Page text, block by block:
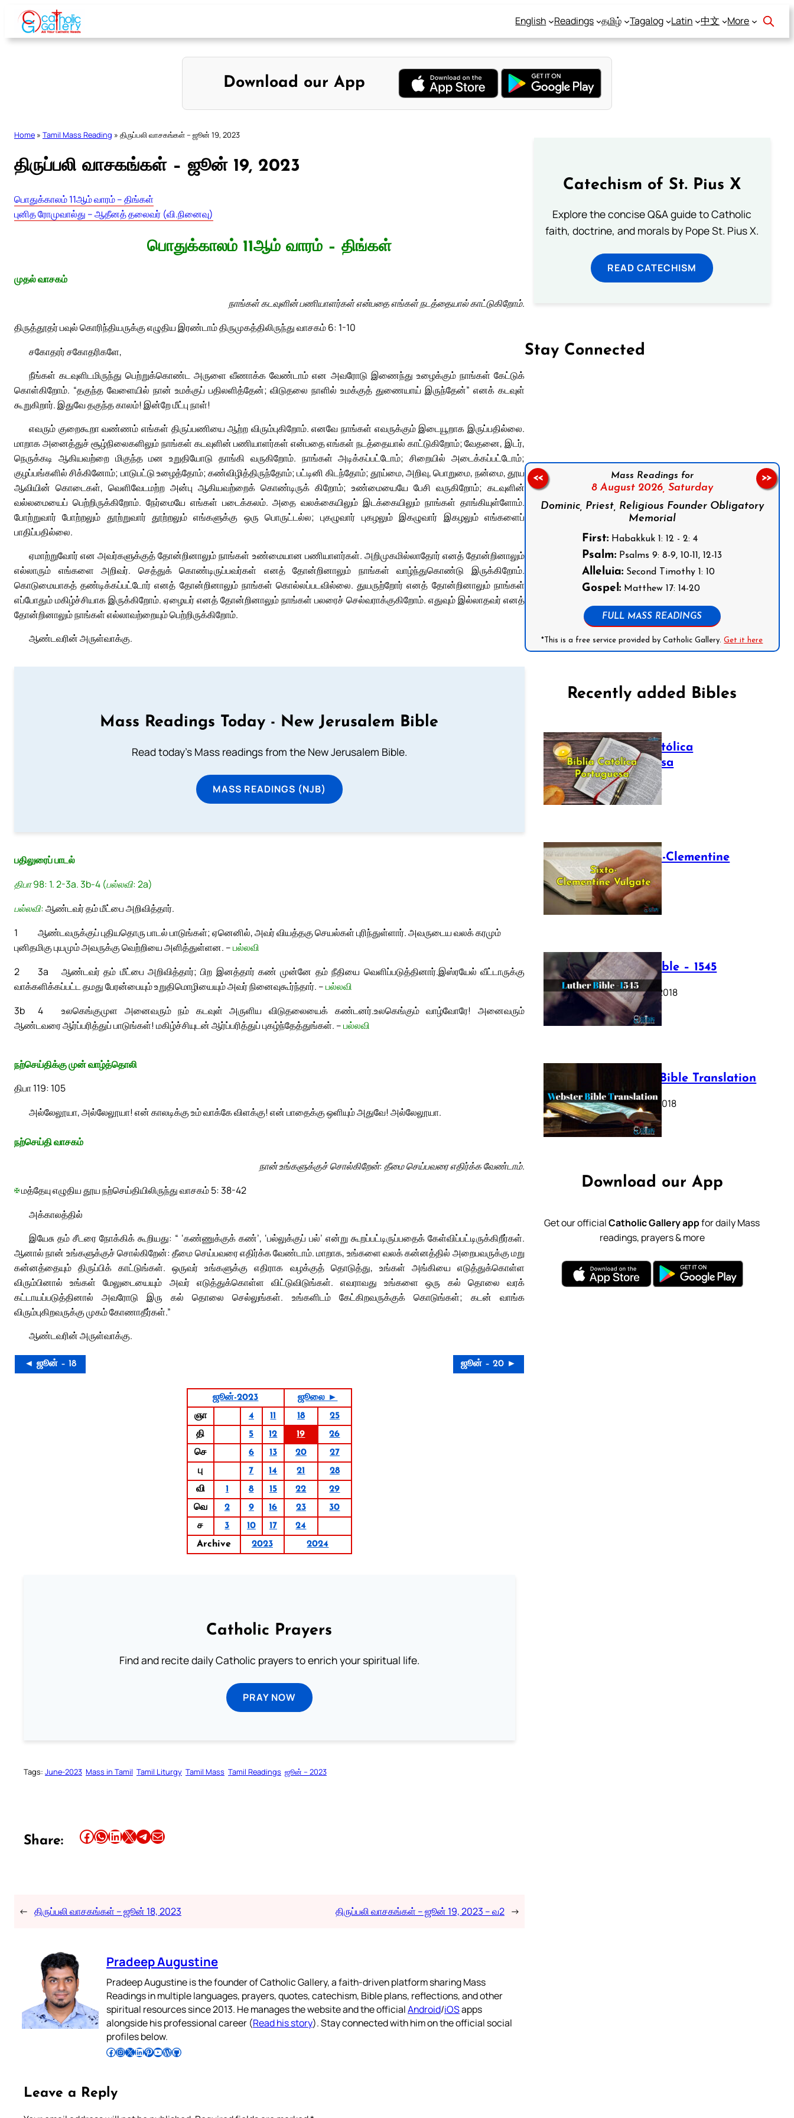
Skip
content
English Readings தமிழ் Tagalog Latin 中文 More
Download our App
Home » Tamil Mass Reading » திருப்பலி வாசகங்கள் – ஜூன் 19, 2023
திருப்பலி வாசகங்கள் – ஜூன் 19, 2023
பொதுக்காலம் 11ஆம் வாரம் – திங்கள்
புனித ரோமுவால்து – ஆதீனத் தலைவர் (வி.நினைவு)
பொதுக்காலம் 11ஆம் வாரம் – திங்கள்
முதல் வாசகம்
நாங்கள் கடவுளின் பணியாளர்கள் என்பதை எங்கள் நடத்தையால் காட்டுகிறோம்.
திருத்தூதர் பவுல் கொரிந்தியருக்கு எழுதிய இரண்டாம் திருமுகத்திலிருந்து வாசகம் 6: 1-10
சகோதரர் சகோதரிகளே,
நீங்கள் கடவுளிடமிருந்து பெற்றுக்கொண்ட அருளை வீணாக்க வேண்டாம் என அவரோடு இணைந்து உழைக்கும் நாங்கள் கேட்டுக்
கொள்கிறோம். “தகுந்த வேளையில் நான் உமக்குப் பதிலளித்தேன்; விடுதலை நாளில் உமக்குத் துணையாய் இருந்தேன்” எனக் கடவுள்
கூறுகிறார். இதுவே தகுந்த காலம்! இன்றே மீட்பு நாள்!
எவரும் குறைகூறா வண்ணம் எங்கள் திருப்பணியை ஆற்ற விரும்புகிறோம். எனவே நாங்கள் எவருக்கும் இடையூறாக இருப்பதில்லை.
மாறாக அனைத்துச் சூழ்நிலைகளிலும் நாங்கள் கடவுளின் பணியாளர்கள் என்பதை எங்கள் நடத்தையால் காட்டுகிறோம்; வேதனை, இடர்,
நெருக்கடி ஆகியவற்றை மிகுந்த மன உறுதியோடு தாங்கி வருகிறோம். நாங்கள் அடிக்கப்பட்டோம்; சிறையில் அடைக்கப்பட்டோம்;
குழப்பங்களில் சிக்கினோம்; பாடுபட்டு உழைத்தோம்; கண்விழித்திருந்தோம்; பட்டினி கிடந்தோம்; தூய்மை, அறிவு, பொறுமை, நன்மை, தூய
ஆவியின் கொடைகள், வெளிவேடமற்ற அன்பு ஆகியவற்றைக் கொண்டிருக் கிறோம்; உண்மையையே பேசி வருகிறோம்; கடவுளின்
வல்லமையைப் பெற்றிருக்கிறோம். நேர்மையே எங்கள் படைக்கலம். அதை வலக்கையிலும் இடக்கையிலும் நாங்கள் தாங்கியுள்ளோம்.
போற்றுவார் போற்றலும் தூற்றுவார் தூற்றலும் எங்களுக்கு ஒரு பொருட்டல்ல; புகழுவார் புகழலும் இகழுவார் இகழலும் எங்களைப்
பாதிப்பதில்லை.
ஏமாற்றுவோர் என அவர்களுக்குத் தோன்றினாலும் நாங்கள் உண்மையான பணியாளர்கள். அறிமுகமில்லாதோர் எனத் தோன்றினாலும்
எல்லாரும் எங்களை அறிவர். செத்துக் கொண்டிருப்பவர்கள் எனத் தோன்றினாலும் நாங்கள் வாழ்ந்துகொண்டு இருக்கிறோம்.
கொடுமையாகத் தண்டிக்கப்பட்டோர் எனத் தோன்றினாலும் நாங்கள் கொல்லப்படவில்லை. துயருற்றோர் எனத் தோன்றினாலும் நாங்கள்
எப்போதும் மகிழ்ச்சியாக இருக்கிறோம். ஏழையர் எனத் தோன்றினாலும் நாங்கள் பலரைச் செல்வராக்குகிறோம். எதுவும் இல்லாதவர் எனத்
தோன்றினாலும் நாங்கள் எல்லாவற்றையும் பெற்றிருக்கிறோம்.
ஆண்டவரின் அருள்வாக்கு.
Mass Readings Today - New Jerusalem Bible
Read today's Mass readings from the New Jerusalem Bible.
MASS READINGS (NJB)
பதிலுரைப் பாடல்
திபா 98: 1. 2-3a. 3b-4 (பல்லவி: 2a)
பல்லவி:ஆண்டவர் தம் மீட்பை அறிவித்தார்.
1
ஆண்டவருக்குப் புதியதொரு பாடல் பாடுங்கள்; ஏனெனில், அவர் வியத்தகு செயல்கள் புரிந்துள்ளார். அவருடைய வலக் கரமும்
புனிதமிகு புயமும் அவருக்கு வெற்றியை அளித்துள்ளன. –பல்லவி
2
ஆண்டவர் தம் மீட்பை அறிவித்தார்; பிற இனத்தார் கண் முன்னே தம் நீதியை வெளிப்படுத்தினார்.
3a
இஸ்ரயேல் வீட்டாருக்கு
வாக்களிக்கப்பட்ட தமது பேரன்பையும் உறுதிமொழியையும் அவர் நினைவுகூர்ந்தார். –பல்லவி
3b
உலகெங்குமுள அனைவரும் நம் கடவுள் அருளிய விடுதலையைக் கண்டனர்.
4
உலகெங்கும் வாழ்வோரே! அனைவரும்
ஆண்டவரை ஆர்ப்பரித்துப் பாடுங்கள்! மகிழ்ச்சியுடன் ஆர்ப்பரித்துப் புகழ்ந்தேத்துங்கள். –பல்லவி
நற்செய்திக்கு முன் வாழ்த்தொலி
திபா 119: 105
அல்லேலூயா, அல்லேலூயா! என் காலடிக்கு உம் வாக்கே விளக்கு! என் பாதைக்கு ஒளியும் அதுவே! அல்லேலூயா.
நற்செய்தி வாசகம்
நான் உங்களுக்குச் சொல்கிறேன்: தீமை செய்பவரை எதிர்க்க வேண்டாம்.
✠மத்தேயு எழுதிய தூய நற்செய்தியிலிருந்து வாசகம் 5: 38-42
அக்காலத்தில்
இயேசு தம் சீடரை நோக்கிக் கூறியது: “ ‘கண்ணுக்குக் கண்’, ‘பல்லுக்குப் பல்’ என்று கூறப்பட்டிருப்பதைக் கேள்விப்பட்டிருக்கிறீர்கள்.
ஆனால் நான் உங்களுக்குச் சொல்கிறேன்: தீமை செய்பவரை எதிர்க்க வேண்டாம். மாறாக, உங்களை வலக் கன்னத்தில் அறைபவருக்கு மறு
கன்னத்தையும் திருப்பிக் காட்டுங்கள். ஒருவர் உங்களுக்கு எதிராக வழக்குத் தொடுத்து, உங்கள் அங்கியை எடுத்துக்கொள்ள
விரும்பினால் உங்கள் மேலுடையையும் அவர் எடுத்துக்கொள்ள விட்டுவிடுங்கள். எவராவது உங்களை ஒரு கல் தொலை வரக்
கட்டாயப்படுத்தினால் அவரோடு இரு கல் தொலை செல்லுங்கள். உங்களிடம் கேட்கிறவருக்குக் கொடுங்கள்; கடன் வாங்க
விரும்புகிறவருக்கு முகம் கோணாதீர்கள்.”
ஆண்டவரின் அருள்வாக்கு.
◄ ஜூன் – 18 ஜூன் – 20 ►
ஜூன்-2023
ஜூலை ►
ஞா
4 11 18
25
தி
5 12 19
26
செ
6 13 20
27
பு
7 14 21
28
வி
1 8 15 22
29
வெ
2 9 16 23
30
ச
3 10 17
24
Archive
2023 2024
Catholic Prayers
Find and recite daily Catholic prayers to enrich your spiritual life.
PRAY NOW
Tags: June-2023 Mass in Tamil Tamil Liturgy Tamil Mass Tamil Readings ஜூன் – 2023
Share: Share this article on Facebook Share this article on WhatsApp Share this article on LinkedIn Share this article on X Share this article on TelegramEmail this Article
← திருப்பலி வாசகங்கள் – ஜூன் 18, 2023 திருப்பலி வாசகங்கள் – ஜூன் 19, 2023 – வ2 →
Pradeep Augustine
Pradeep Augustine is the founder of Catholic Gallery, a faith-driven platform sharing Mass
Readings in multiple languages, prayers, quotes, catechism, Bible plans, reflections, and other
spiritual resources since 2013. He manages the website and the officialAndroid/iOSapps
alongside his professional career (Read his story). Stay connected with him on the official social
profiles below.
Follow Pradeep on Facebook Follow Pradeep on InstagramFollow Pradeep on X Follow Pradeep on LinkedIn Follow Pradeep on Pinterest Subscribe to Pradeep’s Youtube Channel Follow Pradeep on WordPress Follow Pradeep on GitHub
Leave a Reply
Catechism of St. Pius X
Explore the concise Q&A guide to Catholic
faith, doctrine, and morals by Pope St. Pius X.
READ CATECHISM
Stay Connected
Mass Readings for
8 August 2026, Saturday
Dominic, Priest, Religious Founder Obligatory
Memorial
First: Habakkuk 1: 12 - 2: 4
Psalm: Psalms 9: 8-9, 10-11, 12-13
Alleluia: Second Timothy 1: 10
Gospel: Matthew 17: 14-20
FULL MASS READINGS
*This is a free service provided by Catholic Gallery.Get it here
<< >>
Recently added Bibles
Bíblia Católica
Portuguesa
July 16, 2025
The Sixto-Clementine
Vulgate
July 12, 2025
Luther Bible – 1545
October 17, 2018
Webster Bible Translation
October 11, 2018
Download our App
Get our officialCatholic Gallery appfor daily Mass
readings, prayers & more